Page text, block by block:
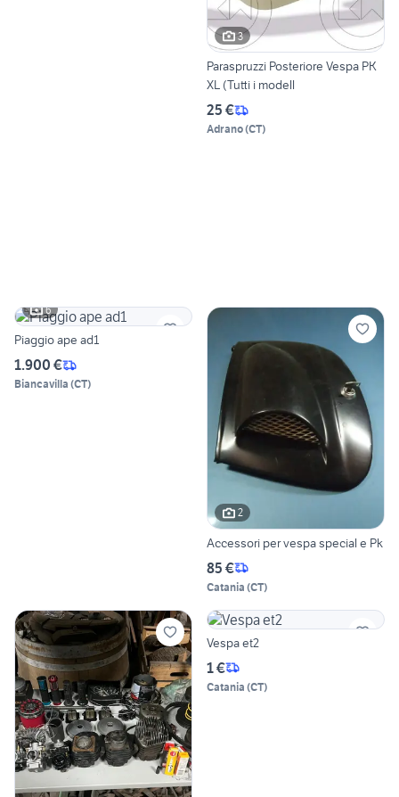
3
Paraspruzzi Posteriore Vespa PK
XL (Tutti i modell
25 €
Adrano(CT)
6
Piaggio ape ad1
1.900 €
Biancavilla (CT)
2
Accessori per vespa special e Pk
85 €
Catania (CT)
Vespa et2
1 €
Catania (CT)